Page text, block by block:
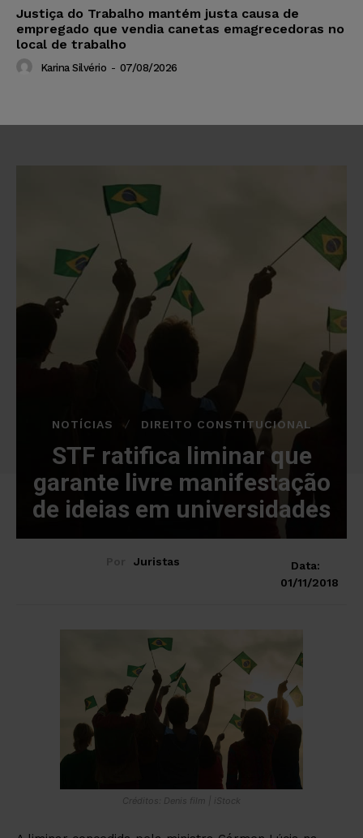
Justiça do Trabalho mantém justa causa de
empregado que vendia canetas emagrecedoras no
local de trabalho
Karina Silvério - 07/08/2026